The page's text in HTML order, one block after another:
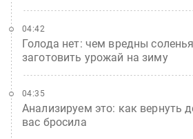
Голода нет: чем вредны
заготовить урожай на зиму
04:42
Анализируем это: как вернуть
вас бросила
04:35